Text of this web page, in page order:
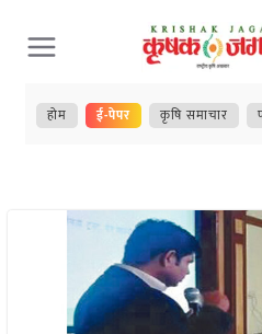
Skip
to
content
होम ई-पेपर कृषि समाचार